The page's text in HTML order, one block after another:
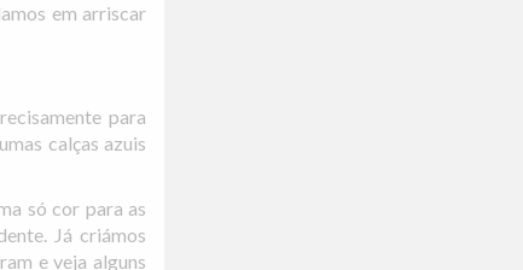
em arriscar
para
calças azuis
só cor para as
Já criámos
e veja alguns